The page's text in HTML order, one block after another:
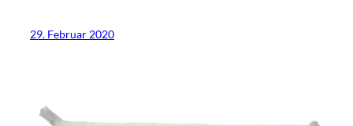
29. Februar 2020